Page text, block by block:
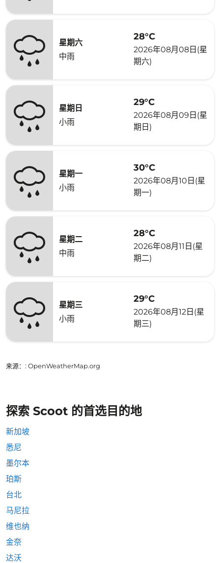
星期六
中雨
28°C
2026年08月08日(星
期六)
星期日
小雨
29°C
2026年08月09日(星
期日)
星期一
小雨
30°C
2026年08月10日(星
期一)
星期二
中雨
28°C
2026年08月11日(星
期二)
星期三
小雨
29°C
2026年08月12日(星
期三)
来源： : OpenWeatherMap.org
探索 Scoot 的首选目的地
新加坡
悉尼
墨尔本
珀斯
台北
马尼拉
维也纳
金奈
达沃